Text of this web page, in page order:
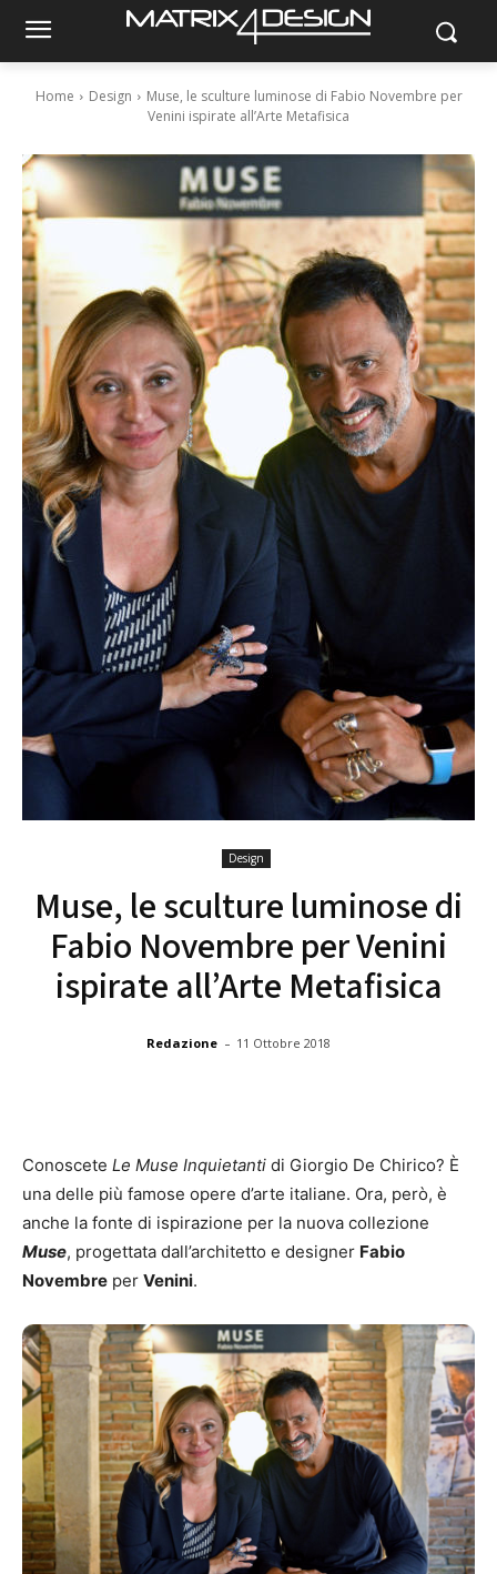
Home Design
Muse, le sculture luminose di Fabio Novembre per
Venini ispirate all’Arte Metafisica
Design
Muse, le sculture luminose di
Fabio Novembre per Venini
ispirate all’Arte Metafisica
Redazione - 11 Ottobre 2018
Conoscete Le Muse Inquietanti di Giorgio De Chirico? È
una delle più famose opere d’arte italiane. Ora, però, è
anche la fonte di ispirazione per la nuova collezione
Muse, progettata dall’architetto e designer Fabio
Novembre per Venini.